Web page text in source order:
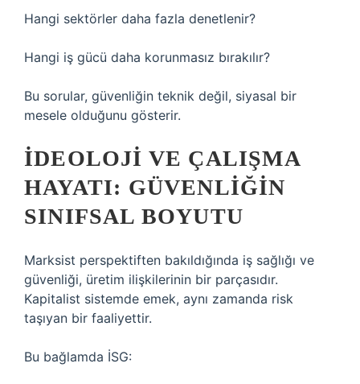
Hangi sektörler daha fazla denetlenir?
Hangi iş gücü daha korunmasız bırakılır?
Bu sorular, güvenliğin teknik değil, siyasal bir
mesele olduğunu gösterir.
İDEOLOJI VE ÇALIŞMA
HAYATI: GÜVENLIĞIN
SINIFSAL BOYUTU
Marksist perspektiften bakıldığında iş sağlığı ve
güvenliği, üretim ilişkilerinin bir parçasıdır.
Kapitalist sistemde emek, aynı zamanda risk
taşıyan bir faaliyettir.
Bu bağlamda İSG: